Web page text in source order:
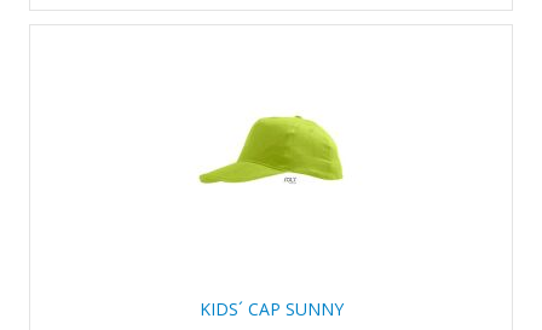
KIDS´ CAP SUNNY